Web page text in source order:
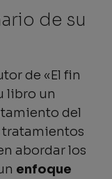
de su
de «El fin
libro un
del
tratamientos
abordar los
enfoque